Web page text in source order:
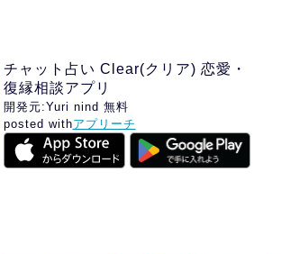
チャット占い Clear(クリア) 恋愛・
復縁相談アプリ
開発元:Yuri nind 無料
posted withアプリーチ